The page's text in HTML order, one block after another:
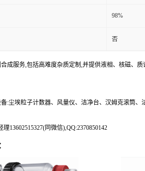
98%
否
成服务,包括高难度杂质定制,并提供液相、核磁、质
:尘埃粒子计数器、风量仪、洁净台、汉姆克滚筒
13602515327(同微信),QQ:2370850142